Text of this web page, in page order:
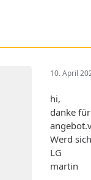
10. April
hi,
danke
Werd
LG
martin